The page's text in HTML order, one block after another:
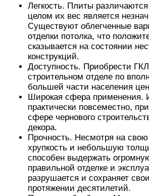
Легкость. Плиты
целом их вес является
Существуют облегченные
отделки потолка, что
сказывается на состоянии
конструкций.
Доступность. Приобрести
строительном отделе по
большей части населения
Широкая сфера применения.
практически повсеместно,
сфере чернового
декора.
Прочность. Несмотря на
хрупкость и небольшую
способен выдержать
правильной отделке и
разрушается и сохраняет
протяжении десятилетий.